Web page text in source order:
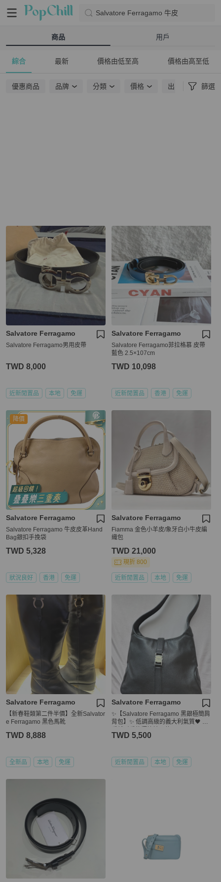
Salvatore Ferragamo 牛皮
商品 用戶
綜合 最新 價格由低至高 價格由高至低
優惠商品 品牌 分類 價格 出貨地點 篩選
Salvatore Ferragamo
Salvatore Ferragamo男用皮帶
TWD 8,000
近新閒置品 本地 免運
Salvatore Ferragamo
Salvatore Ferragamo菲拉格慕 皮帶
藍色 2.5×107cm
TWD 10,098
近新閒置品 香港 免運
降價
Salvatore Ferragamo
Salvatore Ferragamo 牛皮皮革Hand
Bag銀扣手挽袋
TWD 5,328
狀況良好 香港 免運
Salvatore Ferragamo
Fiamma 金色小羊皮/象牙白小牛皮編
織包
TWD 21,000
現折 800
近新閒置品 本地 免運
Salvatore Ferragamo
【新春鞋類第二件半價】全新Salvator
e Ferragamo 黑色馬靴
TWD 8,888
全新品 本地 免運
Salvatore Ferragamo
✨【Salvatore Ferragamo 黑銀極簡肩
背包】✨ 低調高級的義大利氣質🖤 越
TWD 5,500
近新閒置品 本地 免運